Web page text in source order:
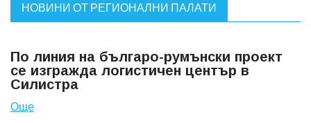
НОВИНИ ОТ РЕГИОНАЛНИ ПАЛАТИ
По линия на българо-румънски проект
се изгражда логистичен център в
Силистра
Още